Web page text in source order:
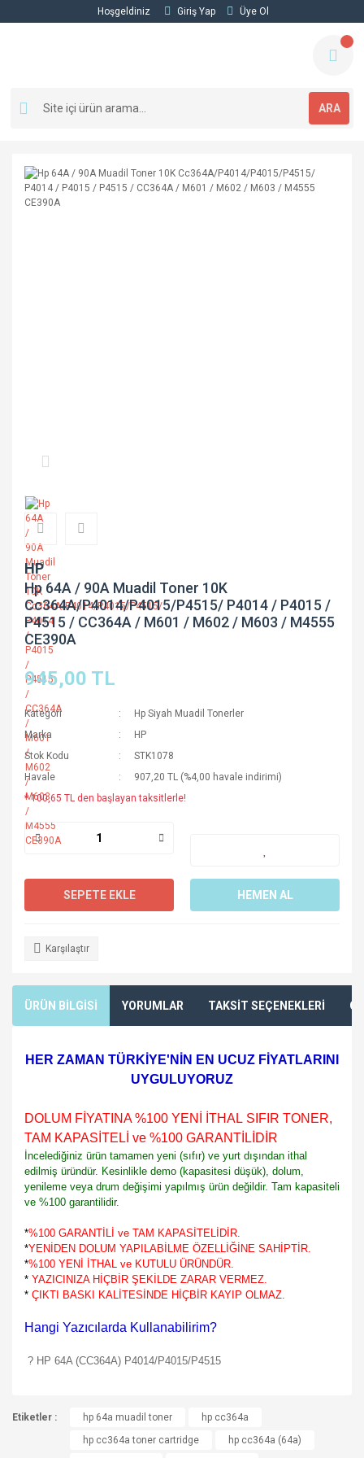
Hoşgeldiniz Giriş Yap Üye Ol
ARA
HP
Hp 64A / 90A Muadil Toner 10K
Cc364A/P4014/P4015/P4515/ P4014 / P4015 /
P4515 / CC364A / M601 / M602 / M603 / M4555
CE390A
945,00 TL
Kategori
Hp Siyah Muadil Tonerler
Marka
HP
Stok Kodu
STK1078
Havale
907,20 TL (%4,00 havale indirimi)
* 100,65 TL den başlayan taksitlerle!
SEPETE EKLE HEMEN AL
Karşılaştır
ÜRÜN BİLGİSİ YORUMLAR TAKSİT SEÇENEKLERİ
HER ZAMAN TÜRKİYE'NİN EN UCUZ FİYATLARINI
UYGULUYORUZ
DOLUM FİYATINA %100 YENİ İTHAL SIFIR TONER,
TAM KAPASİTELİ ve %100 GARANTİLİDİR
İncelediğiniz ürün tamamen yeni (sıfır) ve yurt dışından ithal
edilmiş üründür. Kesinlikle demo (kapasitesi düşük), dolum,
yenileme veya drum değişimi yapılmış ürün değildir. Tam kapasiteli
ve %100 garantilidir.
*%100 GARANTİLİ ve TAM KAPASİTELİDİR.
*YENİDEN DOLUM YAPILABİLME ÖZELLİĞİNE SAHİPTİR.
*%100 YENİ İTHAL ve KUTULU ÜRÜNDÜR.
* YAZICINIZA HİÇBİR ŞEKİLDE ZARAR VERMEZ.
* ÇIKTI BASKI KALİTESİNDE HİÇBİR KAYIP OLMAZ.
Hangi Yazıcılarda Kullanabilirim?
? HP 64A (CC364A) P4014/P4015/P4515
Bu ürüne ilk yorumu siz yapın!
konularda yetersiz gördüğünüz noktaları öneri formunu
kullanarak tarafımıza iletebilirsiniz.
Görüş ve önerileriniz için teşekkür ederiz.
Etiketler : hp 64a muadil toner
hp cc364a
hp cc364a toner cartridge
hp cc364a (64a)